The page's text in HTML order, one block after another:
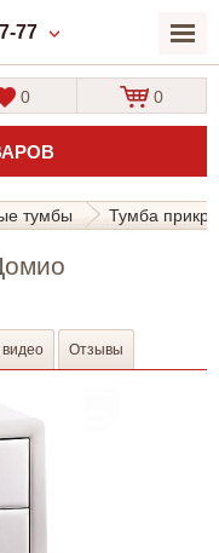
77
0 0
тумбы Тумба
Отзывы